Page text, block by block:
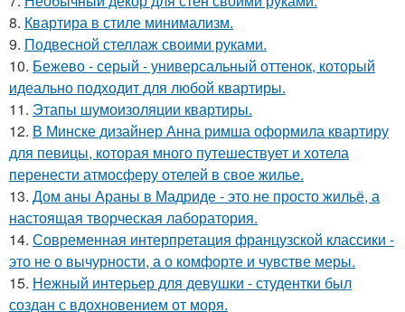
8. Квартира в стиле минимализм.
9. Подвесной стеллаж своими руками.
10. Бежево - серый - универсальный оттенок, который
идеально подходит для любой квартиры.
11. Этапы шумоизоляции квартиры.
12. В Минске дизайнер Анна римша оформила квартиру
для певицы, которая много путешествует и хотела
перенести атмосферу отелей в свое жилье.
13. Дом аны Араны в Мадриде - это не просто жильё, а
настоящая творческая лаборатория.
14. Современная интерпретация французской классики -
это не о вычурности, а о комфорте и чувстве меры.
15. Нежный интерьер для девушки - студентки был
создан с вдохновением от моря.